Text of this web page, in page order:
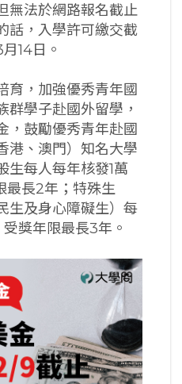
無法於網路報名截止
話，入學許可繳交截
14日。
育，加強優秀青年國
群學子赴國外留學，
，鼓勵優秀青年赴國
港、澳門）知名大學
生每人每年核發1萬
最長2年；特殊生
生及身心障礙生）每
獎年限最長3年。